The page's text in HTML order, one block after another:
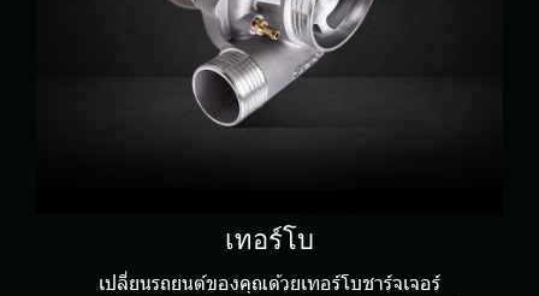
เทอร์โบ
เปลี่ยนรถยนต์ของคุณด้วยเทอร์โบชาร์จเจอร์